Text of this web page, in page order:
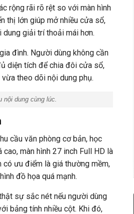
rộng rãi rõ rệt so với màn hình
thị lớn giúp mở nhiều cửa sổ,
giải trí thoải mái hơn.
đình. Người dùng không cần
diện tích để chia đôi cửa sổ,
theo dõi nội dung phụ.
nội dung cùng lúc.
cầu văn phòng cơ bản, học
màn hình 27 inch Full HD là
có ưu điểm là giá thường mềm,
đồ họa quá mạnh.
sự sắc nét nếu người dùng
bảng tính nhiều cột. Khi đó,